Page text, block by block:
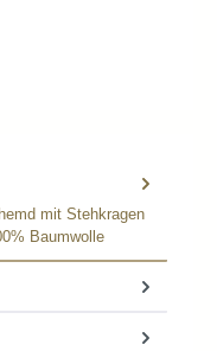
mit Stehkragen
Baumwolle